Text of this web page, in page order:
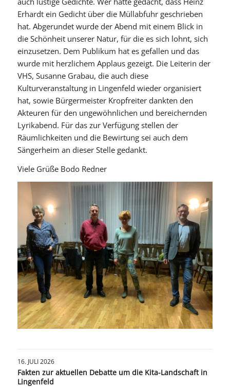
Erhardt ein Gedicht über die Müllabfuhr geschrieben
hat. Abgerundet wurde der Abend mit einem Blick in
die Schönheit unserer Natur, für die es sich lohnt, sich
einzusetzen. Dem Publikum hat es gefallen und das
wurde mit herzlichem Applaus gezeigt. Die Leiterin der
VHS, Susanne Grabau, die auch diese
Kulturveranstaltung in Lingenfeld wieder organisiert
hat, sowie Bürgermeister Kropfreiter dankten den
Akteuren für den ungewöhnlichen und bereichernden
Lyrikabend. Für das zur Verfügung stellen der
Räumlichkeiten und die Bewirtung sei auch dem
Sängerheim an dieser Stelle gedankt.
Viele Grüße Bodo Redner
16. JULI 2026
Fakten zur aktuellen Debatte um die Kita-Landschaft in
Lingenfeld